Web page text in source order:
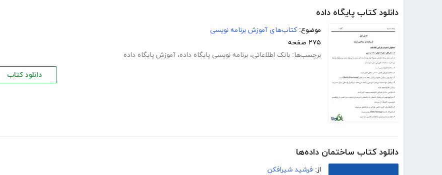
دانلود کتاب پایگاه داده
موضوع: کتاب‌های آموزش برنامه نویسی
۲۷۵ صفحه
برچسب‌ها: بانک اطلاعاتی، برنامه نویسی پایگاه داده، آموزش پایگاه داده
دانلود کتاب
دانلود کتاب ساختمان داده‌ها
از: فرشید شیرافکن